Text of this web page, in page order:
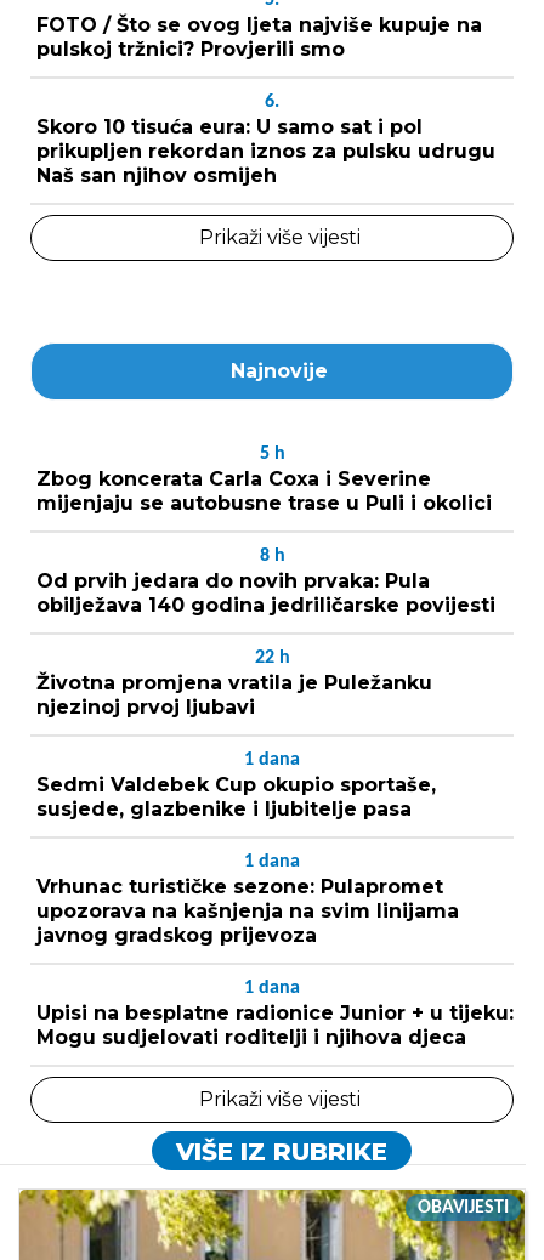
FOTO / Što se ovog ljeta najviše kupuje na
pulskoj tržnici? Provjerili smo
6.
Skoro 10 tisuća eura: U samo sat i pol
prikupljen rekordan iznos za pulsku udrugu
Naš san njihov osmijeh
Prikaži više vijesti
Najnovije
5 h
Zbog koncerata Carla Coxa i Severine
mijenjaju se autobusne trase u Puli i okolici
8 h
Od prvih jedara do novih prvaka: Pula
obilježava 140 godina jedriličarske povijesti
22 h
Životna promjena vratila je Puležanku
njezinoj prvoj ljubavi
1 dana
Sedmi Valdebek Cup okupio sportaše,
susjede, glazbenike i ljubitelje pasa
1 dana
Vrhunac turističke sezone: Pulapromet
upozorava na kašnjenja na svim linijama
javnog gradskog prijevoza
1 dana
Upisi na besplatne radionice Junior + u tijeku:
Mogu sudjelovati roditelji i njihova djeca
Prikaži više vijesti
VIŠE IZ RUBRIKE
OBAVIJESTI